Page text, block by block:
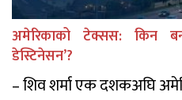
अमेरिकाको टेक्सस: किन
डेस्टिनेसन’?
– शिव शर्मा एक दशकअघि